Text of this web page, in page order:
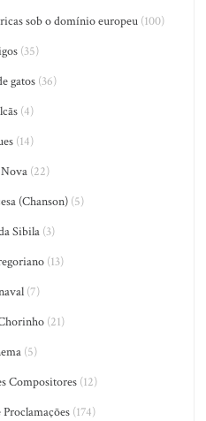
sob o domínio europeu(100)
(35)
gatos (36)
(4)
(14)
(22)
(Chanson)(5)
Sibila(3)
(13)
(7)
(21)
(5)
Compositores(12)
(174)